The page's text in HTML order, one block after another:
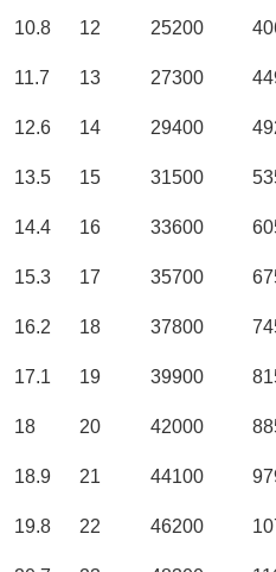
10.8 12 25200
11.7 13 27300
12.6 14 29400
13.5 15 31500
14.4 16 33600
15.3 17 35700
16.2 18 37800
17.1 19 39900
18 20 42000
18.9 21 44100
19.8 22 46200